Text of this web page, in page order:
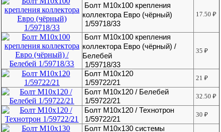
Болт М10х100 крепления
коллектора Евро (чёрный)
1/59718/33
17.50₽
Болт М10х100 крепления
коллектора Евро (чёрный) /
Белебей
1/59718/33
35₽
Болт М10х120
1/59722/21
21₽
Болт М10х120 / Белебей
1/59722/21
32.50₽
Болт М10х120 / Технотрон
1/59722/21
30₽
Болт М10х130 системы